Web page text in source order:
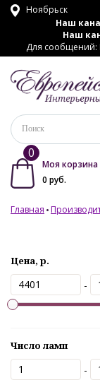
Ноябрьск
Наш
Наш
Для сообщений:
0
Моя корзина
0 руб.
Главная
Цена, р.
-
Число ламп
-